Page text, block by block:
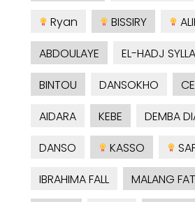
Ryan
BISSIRY
ABDOULAYE
EL-HADJ
BINTOU
DANSOKHO
AIDARA
KEBE DEMBA
DANSO
KASSO
IBRAHIMA FALL
MALANG